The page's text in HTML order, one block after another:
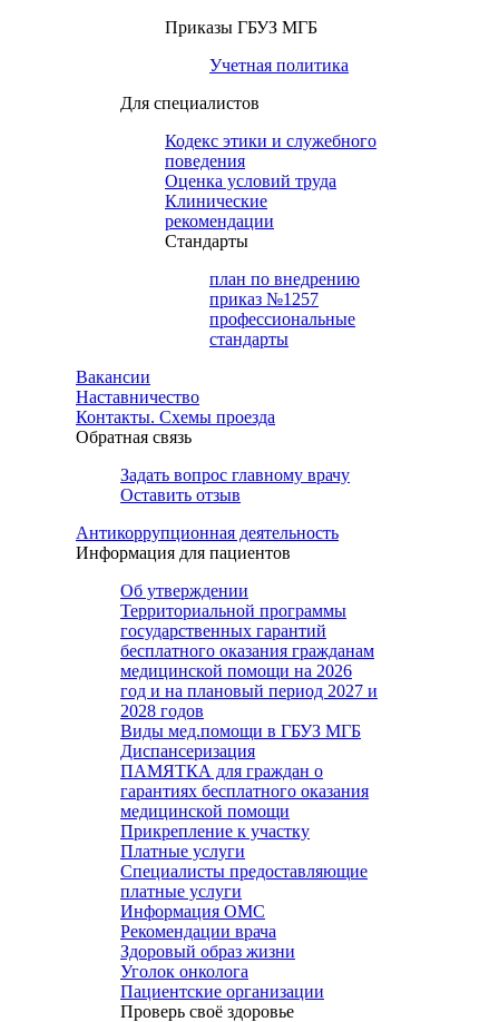
Приказы ГБУЗ МГБ
Учетная политика
Для специалистов
Кодекс этики и служебного
поведения
Оценка условий труда
Клинические
рекомендации
Cтандарты
план по внедрению
приказ №1257
профессиональные
стандарты
Вакансии
Наставничество
Контакты. Схемы проезда
Обратная связь
Задать вопрос главному врачу
Оставить отзыв
Антикоррупционная деятельность
Информация для пациентов
Об утверждении
Территориальной программы
государственных гарантий
бесплатного оказания гражданам
медицинской помощи на 2026
год и на плановый период 2027 и
2028 годов
Виды мед.помощи в ГБУЗ МГБ
Диспансеризация
ПАМЯТКА для граждан о
гарантиях бесплатного оказания
медицинской помощи
Прикрепление к участку
Платные услуги
Специалисты предоставляющие
платные услуги
Информация ОМС
Рекомендации врача
Здоровый образ жизни
Уголок онколога
Пациентские организации
Проверь своё здоровье